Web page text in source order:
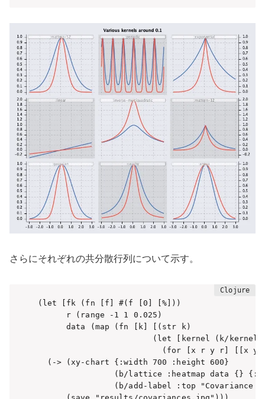
さらにそれぞれの共分散行列について示す。
(let [fk (fn [f] #(f [0] [%]))
      r (range -1 1 0.025)
      data (map (fn [k] [(str k)
(let [kernel (k/kernel
(for [x r y r] [[x
  (-> (xy-chart {:width 700 :height 600}
(b/lattice :heatmap data {}
(b/add-label :top "Covariance